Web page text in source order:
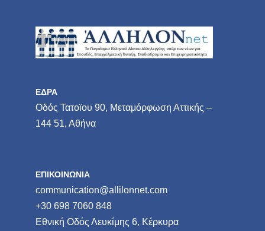
ΕΔΡΑ
Οδός Τατοϊου 90, Μεταμόρφωση Αττικής –
144 51, Αθήνα
ΕΠΙΚΟΙΝΩΝΙΑ
communication@allilonnet.com
+30 698 7060 848
Εθνική Οδός Λευκίμης 6, Κέρκυρα